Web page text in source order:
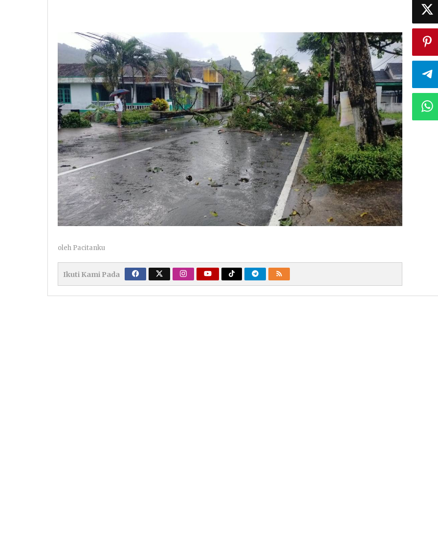
oleh Pacitanku
Ikuti Kami Pada